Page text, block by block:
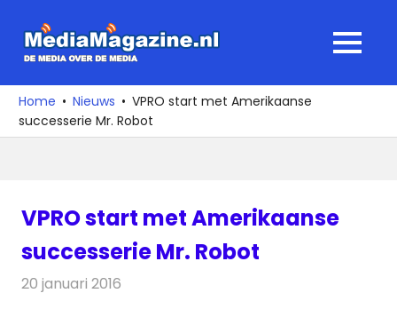
naar
media
over
de
MENU
Home Nieuws
VPRO start met Amerikaanse
successerie Mr. Robot
VPRO start met Amerikaanse
successerie Mr. Robot
20 januari 2016